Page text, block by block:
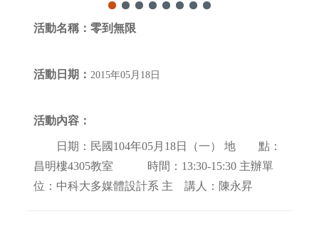
活動名稱： 零到無限
活動日期： 2015年05月18日
活動內容：
日期：民國104年05月18日（一） 地 點：
昌明樓4305教室 時間：13:30-15:30 主辦單
位：中科大多媒體設計系 主 講人：陳永昇